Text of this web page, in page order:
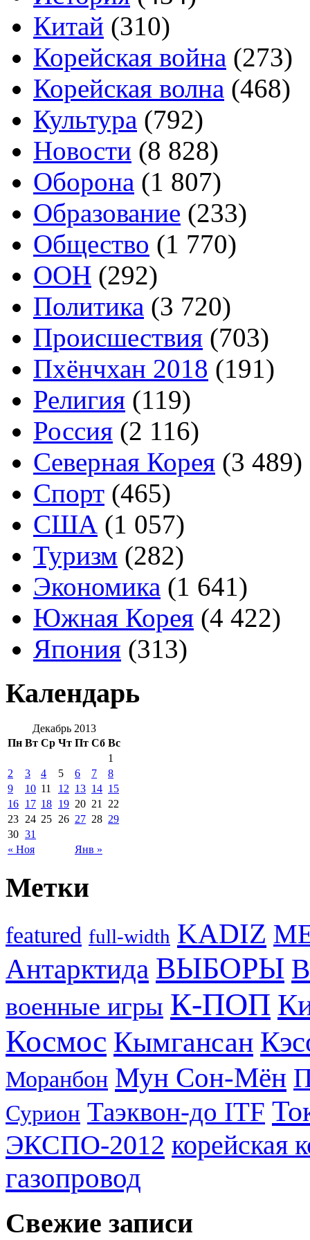
Китай (310)
Корейская война (273)
Корейская волна (468)
Культура (792)
Новости (8 828)
Оборона (1 807)
Образование (233)
Общество (1 770)
ООН (292)
Политика (3 720)
Происшествия (703)
Пхёнчхан 2018 (191)
Религия (119)
Россия (2 116)
Северная Корея (3 489)
Спорт (465)
США (1 057)
Туризм (282)
Экономика (1 641)
Южная Корея (4 422)
Япония (313)
Календарь
Декабрь 2013
Пн Вт Ср Чт Пт Сб Вс
« Ноя Янв »
1
2
3 4 5 6 7
8
9
10 11 12 13 14 15
16 17 18 19 20 21
22
23 24 25 26 27 28 29
30 31
Метки
featured full-width KADIZ
Антарктида ВЫБОРЫ
военные игры К-ПОП
Космос Кымгансан
Моранбон Мун Сон-Мён
Сурион Таэквон-до ITF
ЭКСПО-2012 корейская
газопровод
Свежие записи